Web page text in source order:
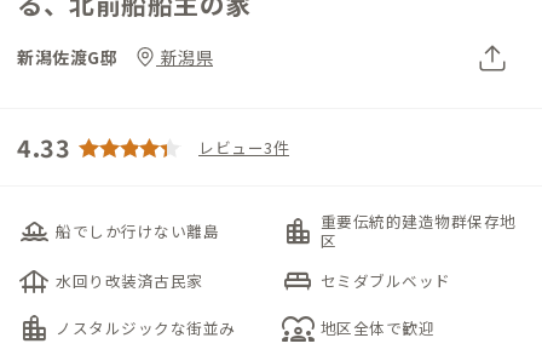
新潟佐渡G邸 新潟県
4.33 レビュー3件
houseboat 船でしか行けない離島 location_city 重要伝統的建造物群保存地
区
foundation 水回り改装済古民家 king_bed セミダブルベッド
location_city ノスタルジックな街並み diversity_1 地区全体で歓迎